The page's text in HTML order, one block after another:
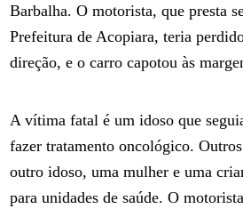
Barbalha. O motorista, que presta
Prefeitura de Acopiara, teria
direção, e o carro capotou às
A vítima fatal é um idoso que
fazer tratamento oncológico.
outro idoso, uma mulher e uma
para unidades de saúde. O